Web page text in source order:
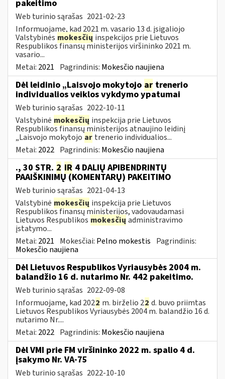
pakeitimo
Web turinio sąrašas 2021-02-23
Informuojame, kad 2021 m. vasario 13 d. įsigaliojo
Valstybinės mokesčių inspekcijos prie Lietuvos
Respublikos finansų ministerijos viršininko 2021 m.
vasario...
Metai: 2021 Pagrindinis: Mokesčio naujiena
Dėl leidinio „Laisvojo mokytojo ar trenerio
individualios veiklos vykdymo ypatumai
Web turinio sąrašas 2022-10-11
Valstybinė mokesčių inspekcija prie Lietuvos
Respublikos finansų ministerijos atnaujino leidinį
„Laisvojo mokytojo ar trenerio individualios...
Metai: 2022 Pagrindinis: Mokesčio naujiena
., 30 STR. 2 IR 4 DALIŲ APIBENDRINTŲ
PAAIŠKINIMŲ (KOMENTARŲ) PAKEITIMO
Web turinio sąrašas 2021-04-13
Valstybinė mokesčių inspekcija prie Lietuvos
Respublikos finansų ministerijos, vadovaudamasi
Lietuvos Respublikos mokesčių administravimo
įstatymo...
Metai: 2021 Mokesčiai: Pelno mokestis Pagrindinis:
Mokesčio naujiena
Dėl Lietuvos Respublikos Vyriausybės 2004 m.
balandžio 16 d. nutarimo Nr. 442 pakeitimo.
Web turinio sąrašas 2022-09-08
Informuojame, kad 2022 m. birželio 22 d. buvo priimtas
Lietuvos Respublikos Vyriausybės 2004 m. balandžio 16 d.
nutarimo Nr....
Metai: 2022 Pagrindinis: Mokesčio naujiena
Dėl VMI prie FM viršininko 2022 m. spalio 4 d.
įsakymo Nr. VA-75
Web turinio sąrašas 2022-10-10